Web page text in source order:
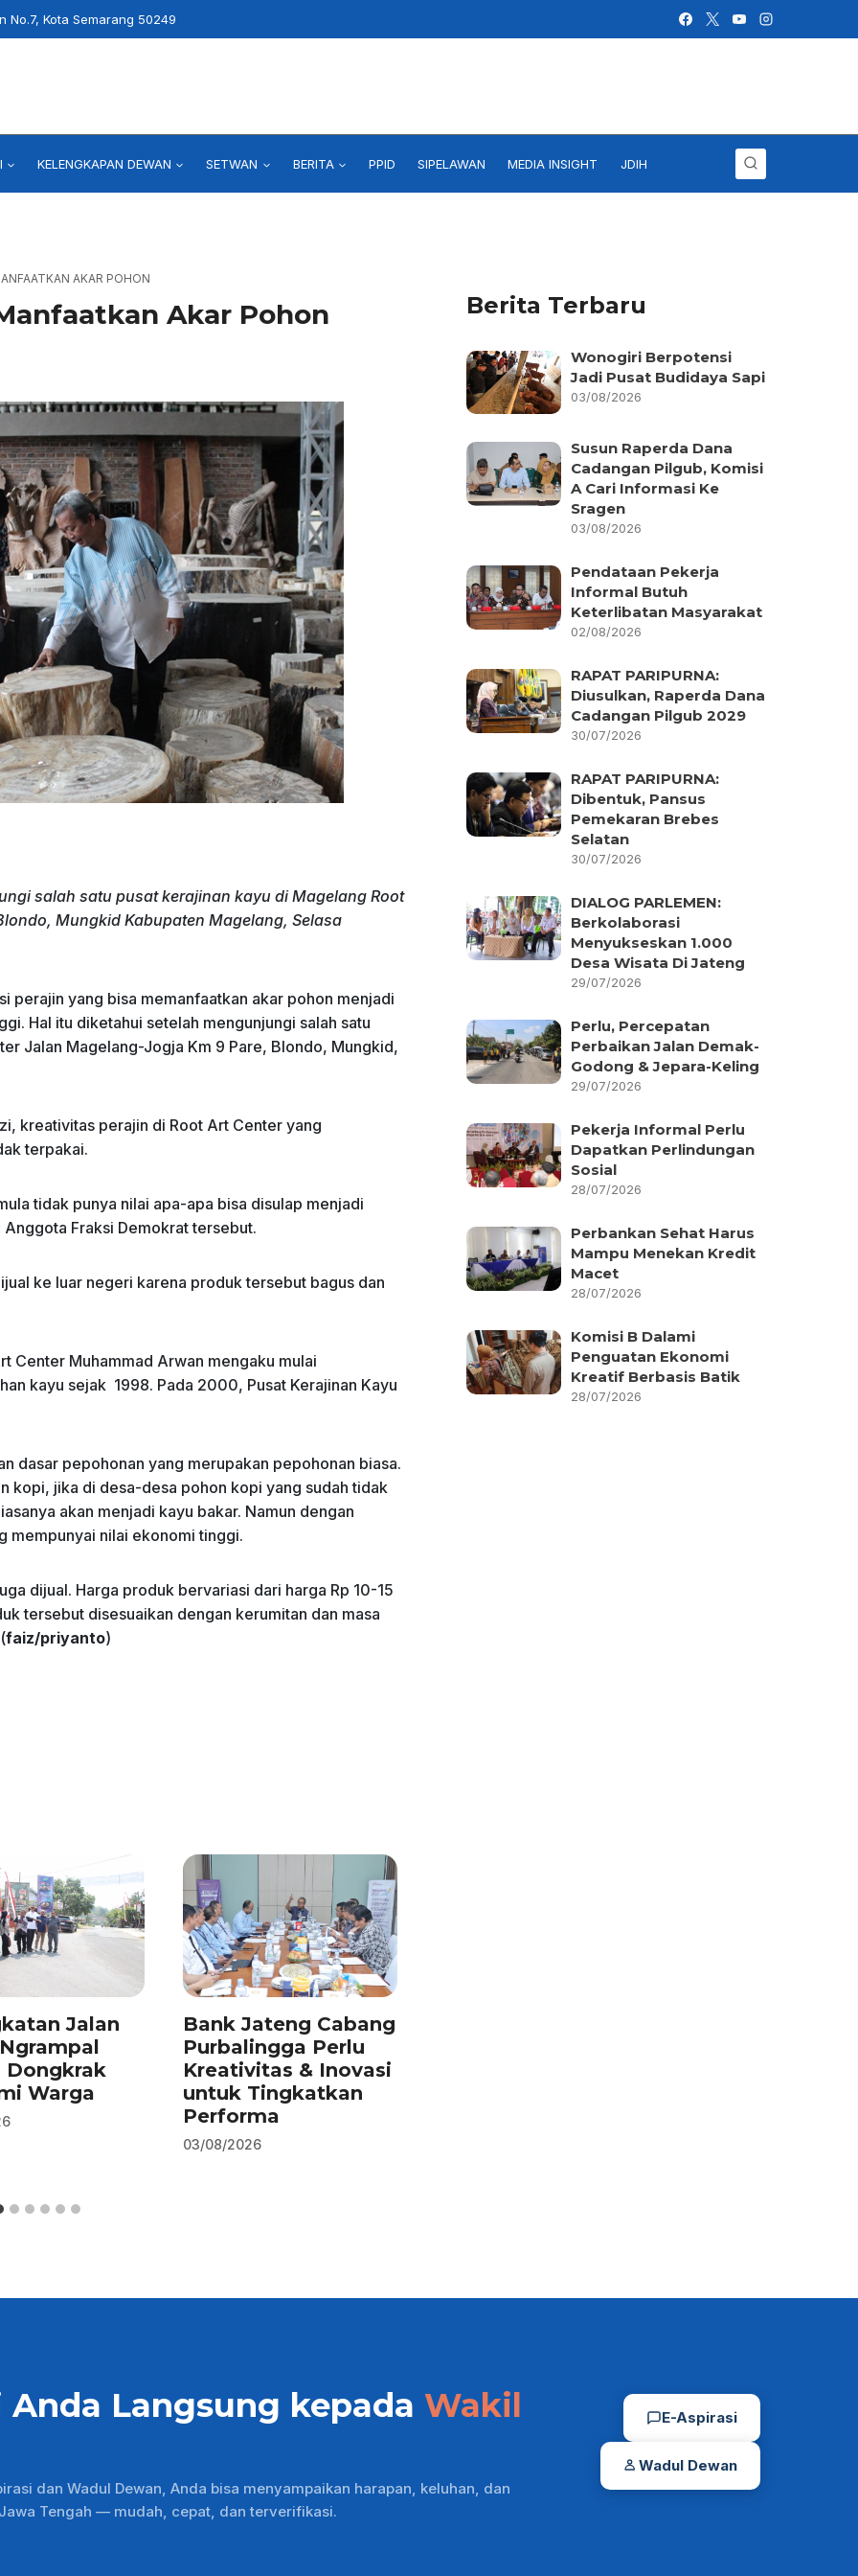
No.7, Kota Semarang 50249
KELENGKAPAN DEWAN SETWAN BERITA PPID SIPELAWAN MEDIA INSIGHT JDIH
AKAR POHON
Akar Pohon
salah satu pusat kerajinan kayu di Magelang Root
Mungkid Kabupaten Magelang, Selasa
perajin yang bisa memanfaatkan akar pohon menjadi
Hal itu diketahui setelah mengunjungi salah satu
Jalan Magelang-Jogja Km 9 Pare, Blondo, Mungkid,
kreativitas perajin di Root Art Center yang
terpakai.
tidak punya nilai apa-apa bisa disulap menjadi
Fraksi Demokrat tersebut.
ke luar negeri karena produk tersebut bagus dan
Center Muhammad Arwan mengaku mulai
kayu sejak 1998. Pada 2000, Pusat Kerajinan Kayu
dasar pepohonan yang merupakan pepohonan biasa.
kopi, jika di desa-desa pohon kopi yang sudah tidak
akan menjadi kayu bakar. Namun dengan
mempunyai nilai ekonomi tinggi.
dijual. Harga produk bervariasi dari harga Rp 10-15
tersebut disesuaikan dengan kerumitan dan masa
faiz/priyanto)​
Jalan
Dongkrak
Warga
Bank Jateng Cabang
Purbalingga Perlu
Kreativitas & Inovasi
untuk Tingkatkan
Performa
03/08/2026
Berita Terbaru
Wonogiri Berpotensi
Jadi Pusat Budidaya Sapi
03/08/2026
Susun Raperda Dana
Cadangan Pilgub, Komisi
A Cari Informasi Ke
Sragen
03/08/2026
Pendataan Pekerja
Informal Butuh
Keterlibatan Masyarakat
02/08/2026
RAPAT PARIPURNA:
Diusulkan, Raperda Dana
Cadangan Pilgub 2029
30/07/2026
RAPAT PARIPURNA:
Dibentuk, Pansus
Pemekaran Brebes
Selatan
30/07/2026
DIALOG PARLEMEN:
Berkolaborasi
Menyukseskan 1.000
Desa Wisata Di Jateng
29/07/2026
Perlu, Percepatan
Perbaikan Jalan Demak-
Godong & Jepara-Keling
29/07/2026
Pekerja Informal Perlu
Dapatkan Perlindungan
Sosial
28/07/2026
Perbankan Sehat Harus
Mampu Menekan Kredit
Macet
28/07/2026
Komisi B Dalami
Penguatan Ekonomi
Kreatif Berbasis Batik
28/07/2026
Langsung kepada Wakil
dan Wadul Dewan, Anda bisa menyampaikan harapan, keluhan, dan
Tengah — mudah, cepat, dan terverifikasi.
E-Aspirasi
Wadul Dewan